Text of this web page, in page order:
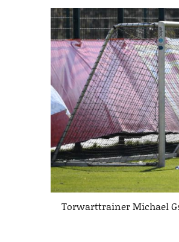
Torwarttrainer Michael